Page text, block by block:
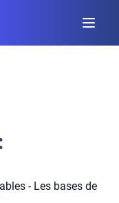
- Les bases de